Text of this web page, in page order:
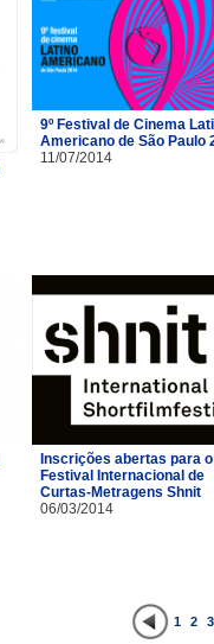
9º Festival de Cinema
Americano de São Paulo
11/07/2014
Inscrições abertas para o
Festival Internacional de
Curtas-Metragens Shnit
06/03/2014
1 2 3